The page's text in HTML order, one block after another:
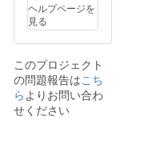
ヘルプページを
見る
このプロジェクト
の問題報告はこち
らよりお問い合わ
せください